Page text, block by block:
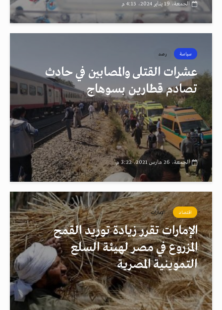
الجمعة، 19 يناير 2024، 4:15 م
سياسة رصد
عشرات القتلى والمصابين في حادث
تصادم قطارين بسوهاج
الجمعة، 26 مارس 2021، 3:22 م
اقتصاد الإمارات
الإمارات تقرر زيادة توريد القمح
المزروع في مصر لهيئة السلع
التموينية المصرية